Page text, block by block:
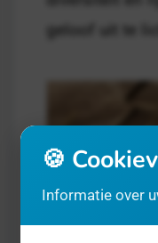
geloof uit te
🍪
Informatie over